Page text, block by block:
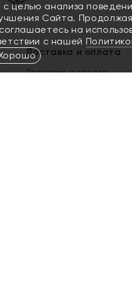
Доставка и оплата
Доставка и оплата
целью анализа
Сайта. Продолжая
на
с нашей